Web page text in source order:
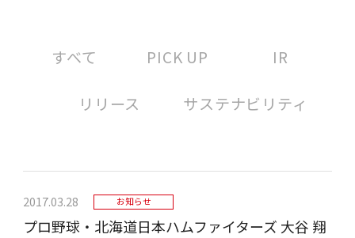
すべて PICK UP IR
リリース サステナビリティ
2017.03.28 お知らせ
プロ野球・北海道日本ハムファイターズ 大谷 翔